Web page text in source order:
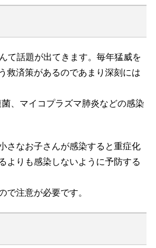
て話題が出てきます。毎年猛威を
救済策があるのであまり深刻には
、マイコプラズマ肺炎などの感染
さなお子さんが感染すると重症化
よりも感染しないように予防する
注意が必要です。